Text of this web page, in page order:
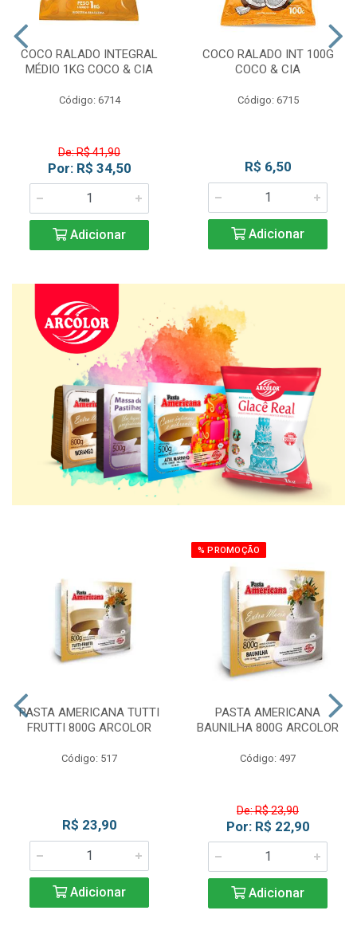
COCO RALADO INTEGRAL
MÉDIO 1KG COCO & CIA
Código: 6714
De: R$ 41,90
Por: R$ 34,50
Adicionar
COCO RALADO INT 100G
COCO & CIA
Código: 6715
R$ 6,50
Adicionar
PASTA AMERICANA TUTTI
FRUTTI 800G ARCOLOR
Código: 517
R$ 23,90
Adicionar
% PROMOÇÃO
PASTA AMERICANA
BAUNILHA 800G ARCOLOR
Código: 497
De: R$ 23,90
Por: R$ 22,90
Adicionar